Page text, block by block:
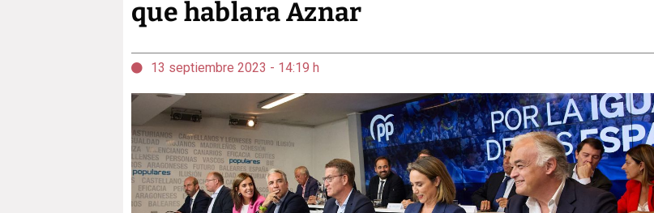
que hablara Aznar
13 septiembre 2023 - 14:19 h